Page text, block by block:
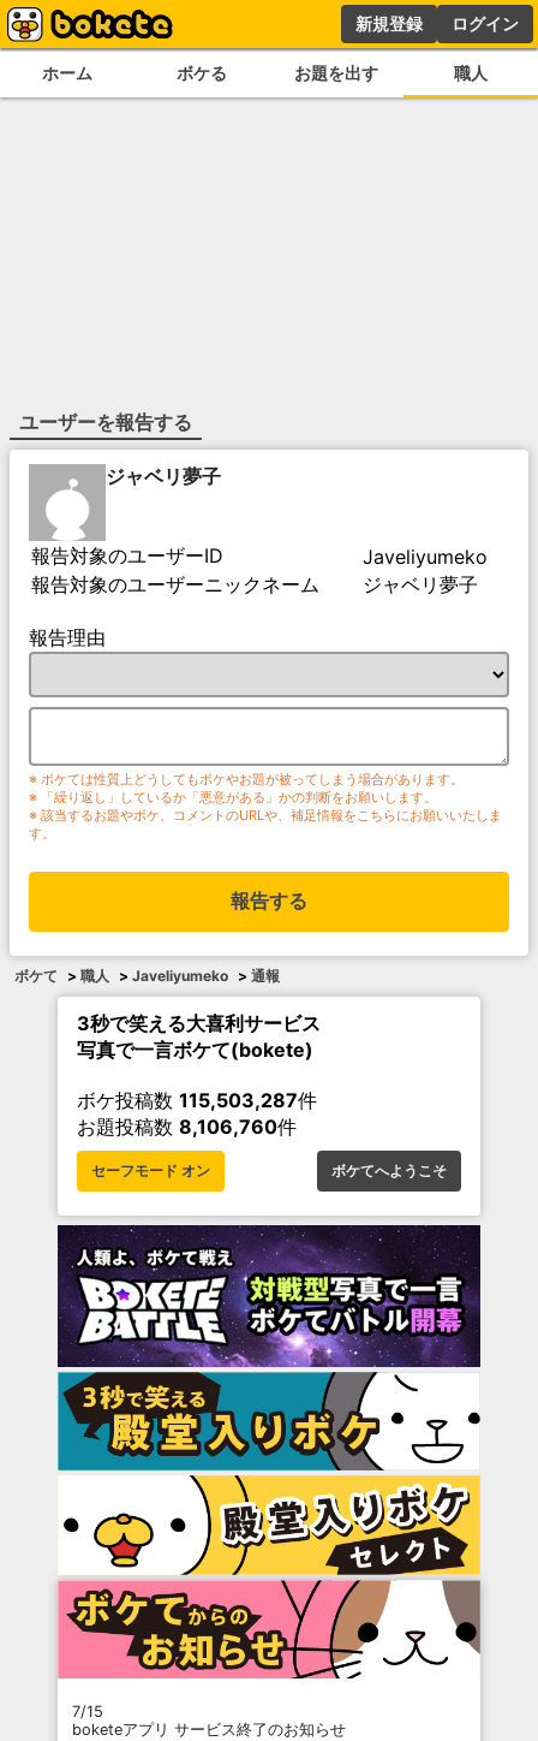
新規登録 ログイン
ホーム ボケる お題を出す 職人
ユーザーを報告する
ジャベリ夢子
報告対象のユーザーID
Javeliyumeko
報告対象のユーザーニックネーム
ジャベリ夢子
報告理由
※ ボケては性質上どうしてもボケやお題が被ってしまう場合があります。
※ 「繰り返し」しているか「悪意がある」かの判断をお願いします。
※ 該当するお題やボケ、コメントのURLや、補足情報をこちらにお願いいたしま
す。
報告する
ボケて > 職人 > Javeliyumeko > 通報
3秒で笑える大喜利サービス
写真で一言ボケて(bokete)
ボケ投稿数 115,503,287件
お題投稿数 8,106,760件
セーフモード オン ボケてへようこそ
7/15
boketeアプリ サービス終了のお知らせ